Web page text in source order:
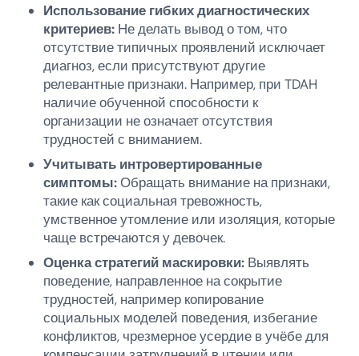
Использование гибких диагностических
критериев: Не делать вывод о том, что
отсутствие типичных проявлений исключает
диагноз, если присутствуют другие
релевантные признаки. Например, при TDAH
наличие обученной способности к
организации не означает отсутствия
трудностей с вниманием.
Учитывать интровертированные
симптомы:Обращать внимание на признаки,
такие как социальная тревожность,
умственное утомление или изоляция, которые
чаще встречаются у девочек.
Оценка стратегий маскировки: Выявлять
поведение, направленное на сокрытие
трудностей, например копирование
социальных моделей поведения, избегание
конфликтов, чрезмерное усердие в учёбе для